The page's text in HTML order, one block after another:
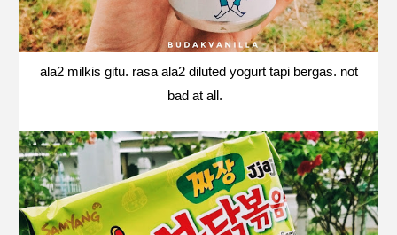
ala2 milkis gitu. rasa ala2 diluted yogurt tapi bergas. not
bad at all.